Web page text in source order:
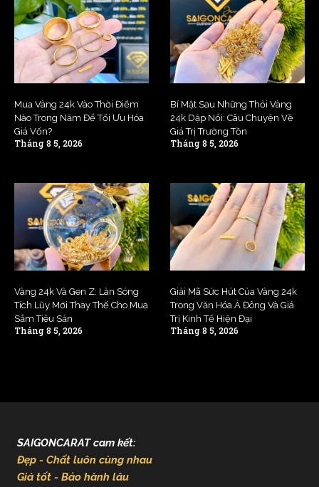
Mua Vàng 24k Vào Thời Điểm
Nào Trong Năm Để Tối Ưu Hóa
Giá Vốn?
Tháng 8 5, 2026
Bí Mật Sau Những Thỏi Vàng
24k Dập Nổi: Câu Chuyện Về
Giá Trị Trường Tồn
Tháng 8 5, 2026
Vàng 24k Và Gen Z: Làn Sóng
Tích Lũy Mới Thay Thế Cho Mua
Sắm Tiêu Sản
Tháng 8 5, 2026
Giải Mã Sức Hút Của Vàng 24k
Trong Văn Hóa Á Đông Và Giá
Trị Kinh Tế Hiện Đại
Tháng 8 5, 2026
SAIGONCARAT cam kết:
Đẹp - Chất luôn cùng nhau
Giá tốt - Bảo hành lâu